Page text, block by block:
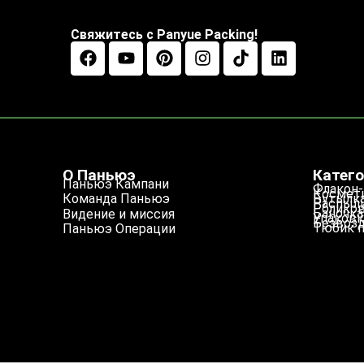
Свяжитесь с Panyue Packing!
О Паньюэ
Паньюэ Кампани
Команда Паньюэ
Видение и миссия
Паньюэ Операции
Тюбик